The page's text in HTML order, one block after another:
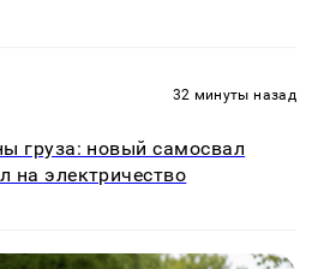
32 минуты назад
груза: новый самосвал
на электричество